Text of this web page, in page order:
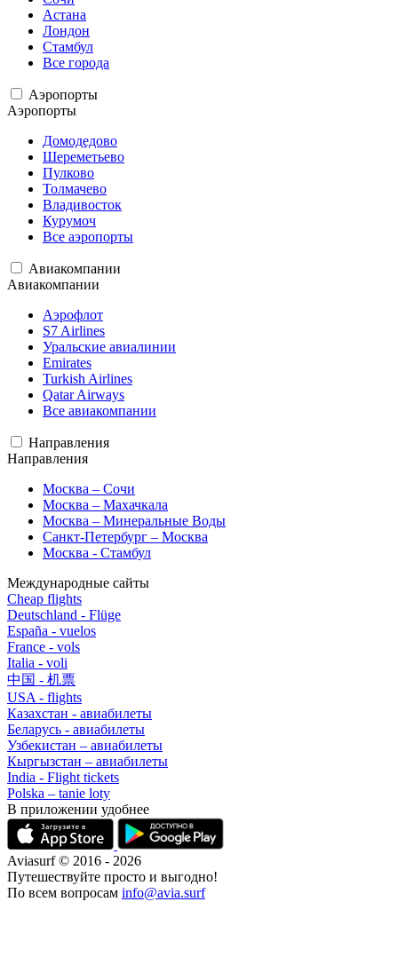
Астана
Лондон
Стамбул
Все города
Аэропорты
Аэропорты
Домодедово
Шереметьево
Пулково
Толмачево
Владивосток
Курумоч
Все аэропорты
Авиакомпании
Авиакомпании
Аэрофлот
S7 Airlines
Уральские авиалинии
Emirates
Turkish Airlines
Qatar Airways
Все авиакомпании
Направления
Направления
Москва – Сочи
Москва – Махачкала
Москва – Минеральные Воды
Санкт-Петербург – Москва
Москва - Стамбул
Международные сайты
Cheap flights
Deutschland - Flüge
España - vuelos
France - vols
Italia - voli
中国 - 机票
USA - flights
Казахстан - авиабилеты
Беларусь - авиабилеты
Узбекистан – авиабилеты
Кыргызстан – авиабилеты
India - Flight tickets
Polska – tanie loty
В приложении удобнее
Aviasurf © 2016 - 2026
Путешествуйте просто и выгодно!
По всем вопросам info@avia.surf